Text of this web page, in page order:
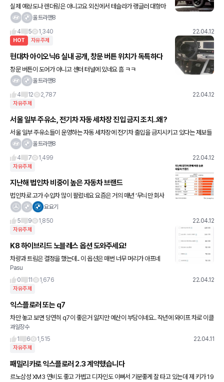
실제 예상도나 렌더링은 아니고요 외신에서 테슬라가 랭글러 대항마
를 만든다면 이런모습일까? 하는거라네요 ㅎㅎ
울트라맨8
4
5 1,340 22.04.12
HOT 자유주제
현대차 아이오닉6 실내 공개, 창문 버튼 위치가 독특하다
창문 버튼이 도어가 아니고 센터 터널에 있네요 흠 ㅋㅋ
울트라맨8
4
12 2,787 22.04.12
자유주제
서울 일부 주유소, 전기차 자동 세차장 진입 금지 조치..왜?
서울 일부 주유소들이 운영하는 자동 세차장에 전기차 출입을 금지시키고 있다는 제보들
이 11일 데일리카에 접수됐다. 동작구와 성동구 등에서 이와 같은 현상이 발생되고 있다
울트라맨8
4
7 1,499 22.04.12
자유주제
지난해 법인차 비중이 높은 자동차 브랜드
법인차로 고가 수입차 많이 팔렸네요 요즘은 거의 매년 ‘무늬만 회사
차’ 라고 하네요😅요요기
5
9 1,850 22.04.12
자유주제
K8 하이브리드 노블레스 옵션 도와주세요!
차량과 트림은 결정을 했는데.. 이 옵션은 매번 너무 머리가 아프네
요..!! 옵션 추천 부탁드립니다!! 운행을 많이 하진않고 갓난아이 한명
있어서 드라이브와이즈는 제외하고 컴포트+프리미엄은 넣을
Pasu
0
11 1,676 22.04.12
자유주제
익스플로러 또는 q7
차만 놓고 보면 당연히 q7이 좋은거 알지만 예산이 부담이네요.. 작년에 와이프 차로 이클
을 질렀더니 예산이 부담 스럽습니다 최근 애들이랑 캠핑도 다니면서 익스플로러가 끌렸
는데 와이프가
과일장수
1
6 1,515 22.04.11
자유주제
패밀리카로 익스플로러 2.3 계약했습니다
르노삼성 XM3 연비도 좋고 가볍고 디자인도 이뻐서 기분좋게 잘 타고 있는데 제 키가 19